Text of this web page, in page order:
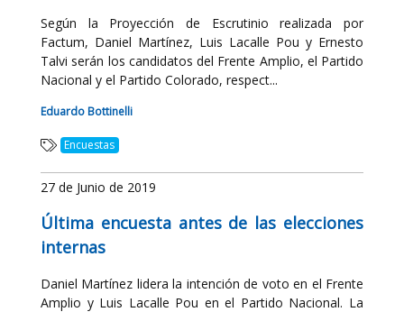
Según la Proyección de Escrutinio realizada por
Factum, Daniel Martínez, Luis Lacalle Pou y Ernesto
Talvi serán los candidatos del Frente Amplio, el Partido
Nacional y el Partido Colorado, respect...
Eduardo Bottinelli
Encuestas
27 de Junio de 2019
Última encuesta antes de las elecciones
internas
Daniel Martínez lidera la intención de voto en el Frente
Amplio y Luis Lacalle Pou en el Partido Nacional. La